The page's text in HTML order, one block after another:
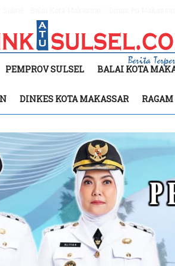
PEMPROV SULSEL BALAI KOTA
DINKES KOTA MAKASSAR RAGAM